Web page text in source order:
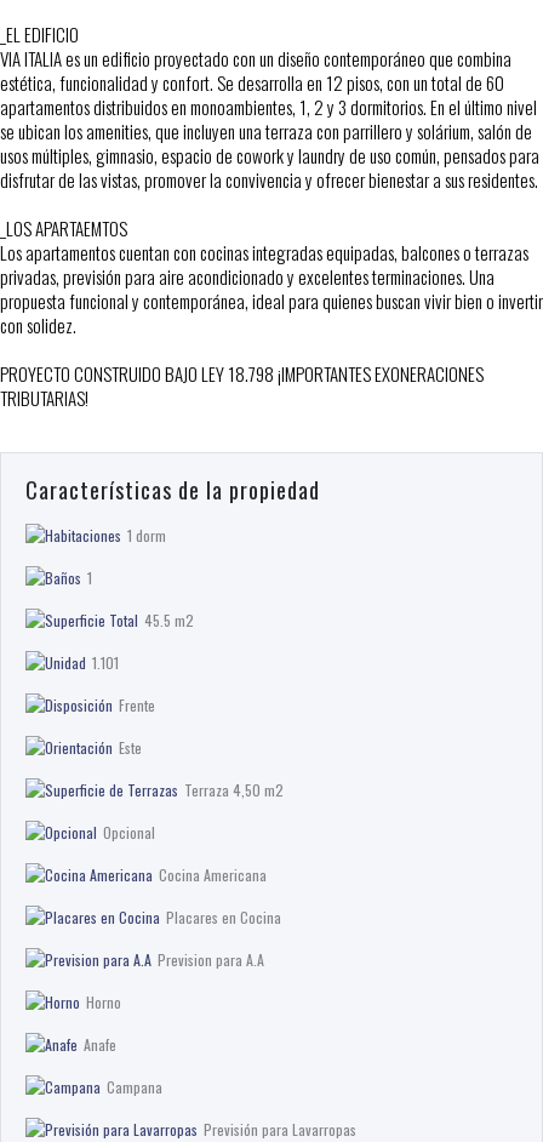
_EL EDIFICIO
VIA ITALIA es un edificio proyectado con un diseño contemporáneo que combina
estética, funcionalidad y confort. Se desarrolla en 12 pisos, con un total de 60
apartamentos distribuidos en monoambientes, 1, 2 y 3 dormitorios. En el último nivel
se ubican los amenities, que incluyen una terraza con parrillero y solárium, salón de
usos múltiples, gimnasio, espacio de cowork y laundry de uso común, pensados para
disfrutar de las vistas, promover la convivencia y ofrecer bienestar a sus residentes.
_LOS APARTAEMTOS
Los apartamentos cuentan con cocinas integradas equipadas, balcones o terrazas
privadas, previsión para aire acondicionado y excelentes terminaciones. Una
propuesta funcional y contemporánea, ideal para quienes buscan vivir bien o invertir
con solidez.
PROYECTO CONSTRUIDO BAJO LEY 18.798 ¡IMPORTANTES EXONERACIONES
TRIBUTARIAS!
Características de la propiedad
1 dorm
1
45.5 m2
1.101
Frente
Este
Terraza 4,50 m2
Opcional
Cocina Americana
Placares en Cocina
Prevision para A.A
Horno
Anafe
Campana
Previsión para Lavarropas